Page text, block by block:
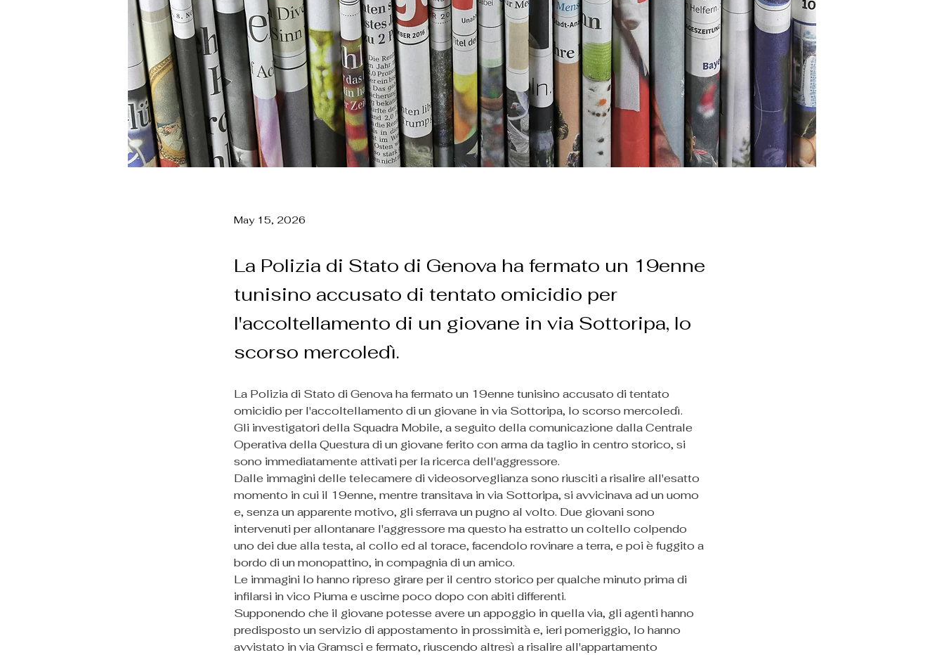
May 15, 2026
La Polizia di Stato di Genova ha fermato un 19enne
tunisino accusato di tentato omicidio per
l'accoltellamento di un giovane in via Sottoripa, lo
scorso mercoledì.
La Polizia di Stato di Genova ha fermato un 19enne tunisino accusato di tentato
omicidio per l'accoltellamento di un giovane in via Sottoripa, lo scorso mercoledì.
Gli investigatori della Squadra Mobile, a seguito della comunicazione dalla Centrale
Operativa della Questura di un giovane ferito con arma da taglio in centro storico, si
sono immediatamente attivati per la ricerca dell'aggressore.
Dalle immagini delle telecamere di videosorveglianza sono riusciti a risalire all'esatto
momento in cui il 19enne, mentre transitava in via Sottoripa, si avvicinava ad un uomo
e, senza un apparente motivo, gli sferrava un pugno al volto. Due giovani sono
intervenuti per allontanare l'aggressore ma questo ha estratto un coltello colpendo
uno dei due alla testa, al collo ed al torace, facendolo rovinare a terra, e poi è fuggito a
bordo di un monopattino, in compagnia di un amico.
Le immagini lo hanno ripreso girare per il centro storico per qualche minuto prima di
infilarsi in vico Piuma e uscirne poco dopo con abiti differenti.
Supponendo che il giovane potesse avere un appoggio in quella via, gli agenti hanno
predisposto un servizio di appostamento in prossimità e, ieri pomeriggio, lo hanno
avvistato in via Gramsci e fermato, riuscendo altresì a risalire all'appartamento